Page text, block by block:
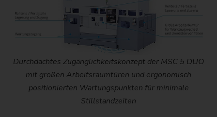
Durchdachtes Zugänglichkeitskonzept der MSC 5 DUO
mit großen Arbeitsraumtüren und ergonomisch
positionierten Wartungspunkten für minimale
Stillstandzeiten